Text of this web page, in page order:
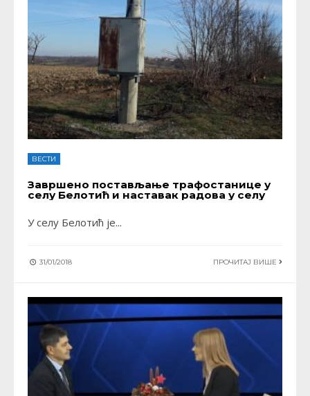
ВЕСТИ
Завршено постављање трафостанице у
селу Белотић и наставак радова у селу
У селу Белотић је...
31/01/2018 ПРОЧИТАЈ ВИШЕ